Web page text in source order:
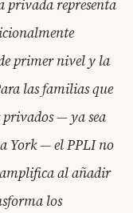
privada representa
primer nivel y la
las familias que
— ya sea
York — el PPLI no
amplifica al añadir
los